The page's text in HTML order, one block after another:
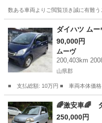
数ある車両よりご閲覧頂き誠に有難
可部駅 そ
ダイハツ ム
90,000円
ムーヴ
200,403km
山県郡
■ 支払総額: 10万円 ■ 車両本体価
広島 山県郡 ムーヴ
🌈激安車🌈
250,000円